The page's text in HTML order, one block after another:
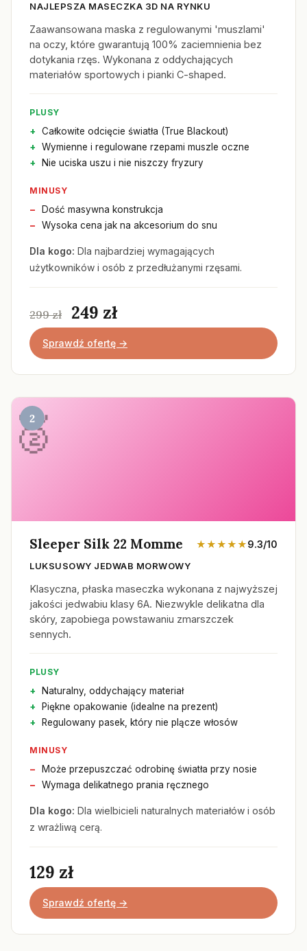
NAJLEPSZA MASECZKA 3D NA RYNKU
Zaawansowana maska z regulowanymi 'muszlami'
na oczy, które gwarantują 100% zaciemnienia bez
dotykania rzęs. Wykonana z oddychających
materiałów sportowych i pianki C-shaped.
PLUSY
Całkowite odcięcie światła (True Blackout)
Wymienne i regulowane rzepami muszle oczne
Nie uciska uszu i nie niszczy fryzury
MINUSY
Dość masywna konstrukcja
Wysoka cena jak na akcesorium do snu
Dla kogo: Dla najbardziej wymagających
użytkowników i osób z przedłużanymi rzęsami.
299 zł 249 zł
Sprawdź ofertę →
2
Sleeper Silk 22 Momme ★★★★★9.3/10
LUKSUSOWY JEDWAB MORWOWY
Klasyczna, płaska maseczka wykonana z najwyższej
jakości jedwabiu klasy 6A. Niezwykle delikatna dla
skóry, zapobiega powstawaniu zmarszczek
sennych.
PLUSY
Naturalny, oddychający materiał
Piękne opakowanie (idealne na prezent)
Regulowany pasek, który nie plącze włosów
MINUSY
Może przepuszczać odrobinę światła przy nosie
Wymaga delikatnego prania ręcznego
Dla kogo: Dla wielbicieli naturalnych materiałów i osób
z wrażliwą cerą.
129 zł
Sprawdź ofertę →